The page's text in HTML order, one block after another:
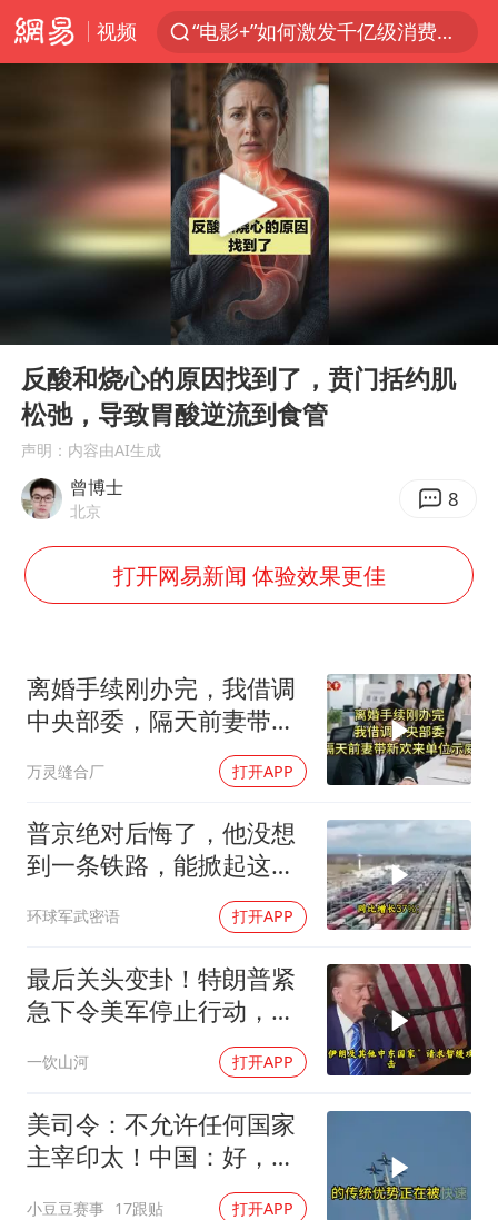
视频
“电影+”如何激发千亿级消费新活力？
全球首个长时储能一体化产业园量产
“秋天的第一杯奶茶”6岁了
中国女篮70-67险胜尼日利亚女篮
四川宜宾高县4.9级地震致1死
38岁演员求职万岁山NPC成功
胜宏科技：股票交易异常波动
胡彦斌获《歌手2026》歌王
美股存储板块集体大跌
东航：国内客票提前14天免费退改
夯实基础开新局
Play
反酸和烧心的原因找到了，贲门括约肌
松弛，导致胃酸逆流到食管
声明：内容由AI生成
曾博士
北京 8
打开网易新闻 体验效果更佳
离婚手续刚办完，我借调
中央部委，隔天前妻带新
万灵缝合厂 打开APP
普京绝对后悔了，他没想
到一条铁路，能掀起这么
大的风浪，中亚格局彻底
改写
环球军武密语 打开APP
最后关头变卦！特朗普紧
急下令美军停止行动，他
认清了残酷的现实！
一饮山河 打开APP
美司令：不允许任何国家
主宰印太！中国：好，轰
6N就挂一枚弹升空
小豆豆赛事 17跟贴 打开APP